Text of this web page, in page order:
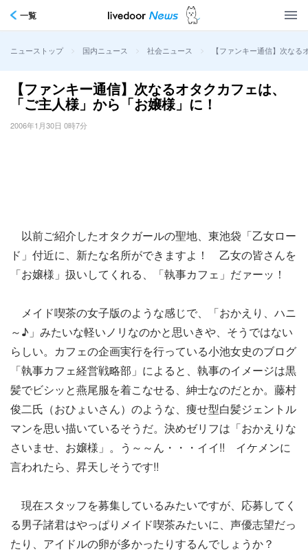
一覧
ニューストップ > 国内ニュース > 社会ニュース > 【ファンキー通信】次な
【ファンキー通信】次なるオタクカフェは、
「ご主人様」から「お嬢様」に！
2006年1月30日 0時7分
以前ご紹介したオタクガールの聖地、東池袋「乙女ロー
ド」付近に、新たな名所ができますよ！ 乙女の皆さんを
「お嬢様」扱いしてくれる、「執事カフェ」だァーッ！
メイド喫茶の女子版のような感じで、「おかえり、ハニ
～♪」みたいな軽いノリなのかと思いきや、そうではない
らしい。カフェの企画実行を行っている小池女史のブログ
「執事カフェ経営戦略部」によると、執事のイメージは黒
髪でビシッと燕尾服を着こなせる、紳士なのだとか。藤村
俊二氏（おひょいさん）のような、痩せ型白髪ジェントル
マンを思い描いているそうだ。決めゼリフは「おかえりな
さいませ、お嬢様」。う～～ん・・・イイ!! イケメンに
言われたら、昇天しそうです!!
現在スタッフを募集しているみたいですが、応募してく
る男子諸君はやっぱりメイド喫茶みたいに、声優志望だっ
たり、アイドルの卵が多かったりするんでしょうか？